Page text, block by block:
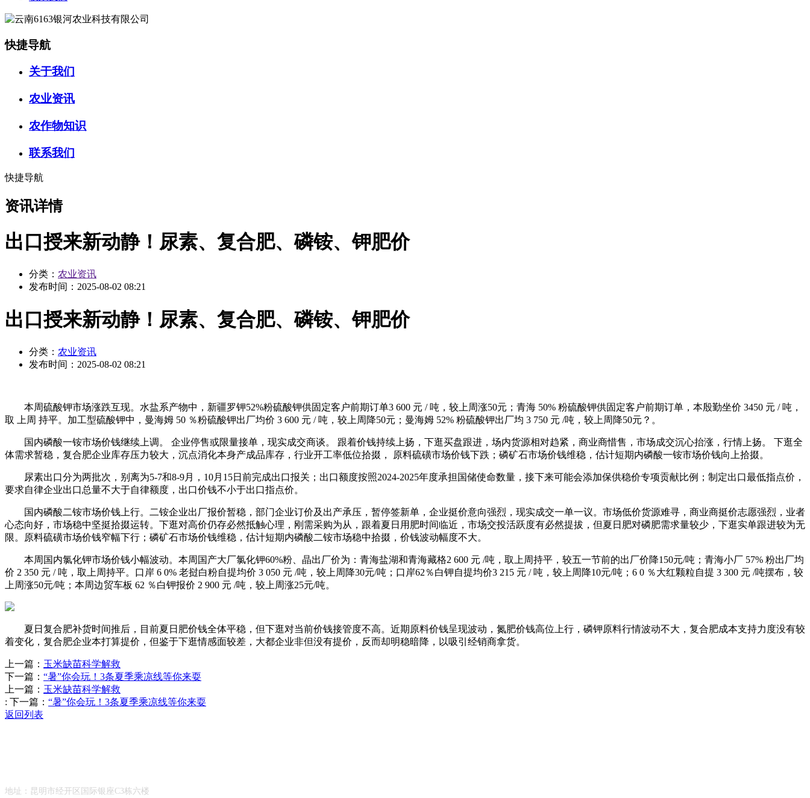
快捷导航
关于我们
农业资讯
农作物知识
联系我们
快捷导航
资讯详情
出口授来新动静！尿素、复合肥、磷铵、钾肥价
分类： 农业资讯
发布时间： 2025-08-02 08:21
出口授来新动静！尿素、复合肥、磷铵、钾肥价
分类： 农业资讯
发布时间： 2025-08-02 08:21
本周硫酸钾市场涨跌互现。水盐系产物中，新疆罗钾52%粉硫酸钾供固定客户前期订单3 600 元 / 吨，较上周涨50元；青海 50% 粉硫酸钾供固定客户前期订单，本殷勤坐价 3450 元 / 吨，
取 上周 持平。加工型硫酸钾中，曼海姆 50 ％粉硫酸钾出厂均价 3 600 元 / 吨，较上周降50元；曼海姆 52% 粉硫酸钾出厂均 3 750 元 /吨，较上周降50元？。
国内磷酸一铵市场价钱继续上调。 企业停售或限量接单，现实成交商谈。 跟着价钱持续上扬，下逛买盘跟进，场内货源相对趋紧，商业商惜售，市场成交沉心抬涨，行情上扬。 下逛全
体需求暂稳，复合肥企业库存压力较大，沉点消化本身产成品库存，行业开工率低位拾掇， 原料硫磺市场价钱下跌；磷矿石市场价钱维稳，估计短期内磷酸一铵市场价钱向上拾掇。
尿素出口分为两批次，别离为5-7和8-9月，10月15日前完成出口报关；出口额度按照2024-2025年度承担国储使命数量，接下来可能会添加保供稳价专项贡献比例；制定出口最低指点价，
要求自律企业出口总量不大于自律额度，出口价钱不小于出口指点价。
国内磷酸二铵市场价钱上行。二铵企业出厂报价暂稳，部门企业订价及出产承压，暂停签新单，企业挺价意向强烈，现实成交一单一议。市场低价货源难寻，商业商挺价志愿强烈，业者
心态向好，市场稳中坚挺拾掇运转。下逛对高价仍存必然抵触心理，刚需采购为从，跟着夏日用肥时间临近，市场交投活跃度有必然提拔，但夏日肥对磷肥需求量较少，下逛实单跟进较为无
限。原料硫磺市场价钱窄幅下行；磷矿石市场价钱维稳，估计短期内磷酸二铵市场稳中拾掇，价钱波动幅度不大。
本周国内氯化钾市场价钱小幅波动。本周国产大厂氯化钾60%粉、晶出厂价为：青海盐湖和青海藏格2 600 元 /吨，取上周持平，较五一节前的出厂价降150元/吨；青海小厂 57% 粉出厂均
价 2 350 元 / 吨，取上周持平。口岸 6 0% 老挝白粉自提均价 3 050 元 /吨，较上周降30元/吨；口岸62％白钾自提均价3 215 元 / 吨，较上周降10元/吨；6 0 ％大红颗粒自提 3 300 元 /吨摆布，较
上周涨50元/吨；本周边贸车板 62 ％白钾报价 2 900 元 /吨，较上周涨25元/吨。
夏日复合肥补货时间推后，目前夏日肥价钱全体平稳，但下逛对当前价钱接管度不高。近期原料价钱呈现波动，氮肥价钱高位上行，磷钾原料行情波动不大，复合肥成本支持力度没有较
着变化，复合肥企业本打算提价，但鉴于下逛情感面较差，大都企业非但没有提价，反而却明稳暗降，以吸引经销商拿货。
上一篇： 玉米缺苗科学解救
下一篇： “暑”你会玩！3条夏季乘凉线等你来耍
上一篇： 玉米缺苗科学解救
: 下一篇： “暑”你会玩！3条夏季乘凉线等你来耍
返回列表
地址：昆明市经开区国际银座C3栋六楼